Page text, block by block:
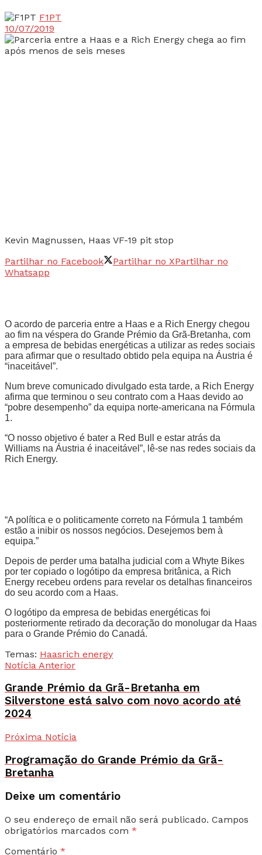
F1PT
10/07/2019
Kevin Magnussen, Haas VF-19 pit stop
Partilhar no Facebook
Partilhar no XPartilhar no
Whatsapp
O acordo de parceria entre a Haas e a Rich Energy chegou
ao fim na véspera do Grande Prémio da Grã-Bretanha, com
a empresa de bebidas energéticas a utilizar as redes sociais
para afirmar que o resultado obtido pela equipa na Áustria é
“inaceitável”.
Num breve comunicado divulgado esta tarde, a Rich Energy
afirma que terminou o seu contrato com a Haas devido ao
“pobre desempenho” da equipa norte-americana na Fórmula
1.
“O nosso objetivo é bater a Red Bull e estar atrás da
Williams na Áustria é inaceitável”, lê-se nas redes sociais da
Rich Energy.
“A política e o politicamente correto na Fórmula 1 também
estão a inibir os nossos negócios. Desejemos bem à
equipa.”
Depois de perder uma batalha judicial com a Whyte Bikes
por ter copiado o logótipo da empresa britânica, a Rich
Energy recebeu ordens para revelar os detalhas financeiros
do seu acordo com a Haas.
O logótipo da empresa de bebidas energéticas foi
posteriormente retirado da decoração do monolugar da Haas
para o Grande Prémio do Canadá.
Temas: Haasrich energy
Notícia Anterior
Grande Prémio da Grã-Bretanha em
Silverstone está salvo com novo acordo até
2024
Próxima Notícia
Programação do Grande Prémio da Grã-
Bretanha
Deixe um comentário
O seu endereço de email não será publicado. Campos
obrigatórios marcados com *
Comentário *